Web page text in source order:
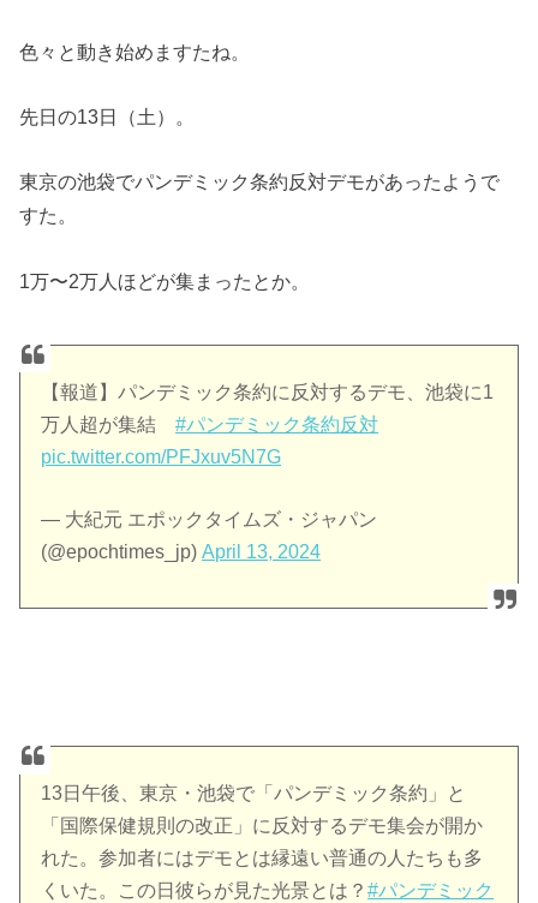
色々と動き始めますたね。
先日の13日（土）。
東京の池袋でパンデミック条約反対デモがあったようで
すた。
1万〜2万人ほどが集まったとか。
【報道】パンデミック条約に反対するデモ、池袋に1
万人超が集結#パンデミック条約反対
pic.twitter.com/PFJxuv5N7G
— 大紀元 エポックタイムズ・ジャパン
(@epochtimes_jp)April 13, 2024
13日午後、東京・池袋で「パンデミック条約」と
「国際保健規則の改正」に反対するデモ集会が開か
れた。参加者にはデモとは縁遠い普通の人たちも多
くいた。この日彼らが見た光景とは？#パンデミック